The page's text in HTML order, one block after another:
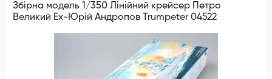
Збірна модель 1/350 Лінійний крейсер Петро
Великий Ex-Юрій Андропов Trumpeter 04522